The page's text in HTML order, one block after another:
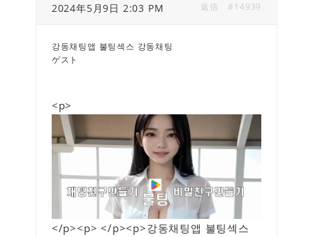
2024年5月9日 2:03 PM #14939
返信
강동채팅앱 불팅섹스 강동채팅
ゲスト
<p>
</p><p> </p><p>강동채팅앱 불팅섹스